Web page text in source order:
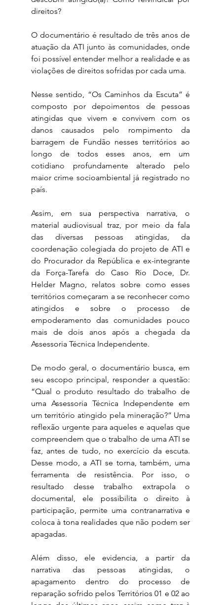
direitos?
O documentário é resultado de três anos de
atuação da ATI junto às comunidades, onde
foi possível entender melhor a realidade e as
violações de direitos sofridas por cada uma.
Nesse sentido, “Os Caminhos da Escuta” é
composto por depoimentos de pessoas
atingidas que vivem e convivem com os
danos causados pelo rompimento da
barragem de Fundão nesses territórios ao
longo de todos esses anos, em um
cotidiano profundamente alterado pelo
maior crime socioambiental já registrado no
país.
Assim, em sua perspectiva narrativa, o
material audiovisual traz, por meio da fala
das diversas pessoas atingidas, da
coordenação colegiada do projeto de ATI e
do Procurador da República e ex-integrante
da Força-Tarefa do Caso Rio Doce, Dr.
Helder Magno, relatos sobre como esses
territórios começaram a se reconhecer como
atingidos e sobre o processo de
empoderamento das comunidades pouco
mais de dois anos após a chegada da
Assessoria Técnica Independente.
De modo geral, o documentário busca, em
seu escopo principal, responder a questão:
“Qual o produto resultado do trabalho de
uma Assessoria Técnica Independente em
um território atingido pela mineração?” Uma
reflexão urgente para aqueles e aquelas que
compreendem que o trabalho de uma ATI se
faz, antes de tudo, no exercício da escuta.
Desse modo, a ATI se torna, também, uma
ferramenta de resistência. Por isso, o
resultado desse trabalho extrapola o
documental, ele possibilita o direito à
participação, permite uma contranarrativa e
coloca à tona realidades que não podem ser
apagadas.
Além disso, ele evidencia, a partir da
narrativa das pessoas atingidas, o
apagamento dentro do processo de
reparação sofrido pelos Territórios 01 e 02 ao